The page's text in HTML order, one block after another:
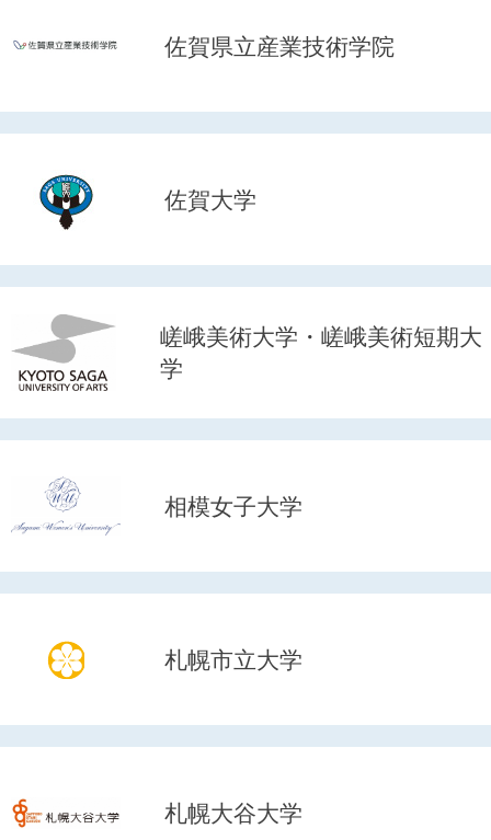
佐賀県立産業技術学院
佐賀大学
嵯峨美術大学・嵯峨美術短期大
学
相模女子大学
札幌市立大学
札幌大谷大学